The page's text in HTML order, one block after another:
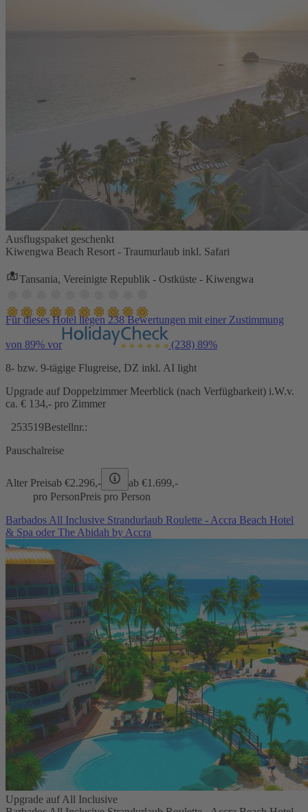
Ausflugspaket geschenkt
Kiwengwa Beach Resort - Traumurlaub inkl. Safari
Tansania, Vereinigte Republik - Ostküste - Kiwengwa
Für dieses Hotel liegen 238 Bewertungen mit einer Zustimmung
von 89% vor (238) 89%
8- bzw. 9-tägige Flugreise, DZ inkl. AI light
Upgrade auf Doppelzimmer Meerblick (nach Verfügbarkeit) i.W.v.
ca. € 134,- pro Zimmer
253519Bestellnr.:
Pauschalreise
Alter Preisab €2.296,- ab €1.699,-
pro PersonPreis pro Person
Barbados All Inclusive Strandurlaub Roulette - Accra Beach Hotel
& Spa oder The Abidah by Accra
Upgrade auf All Inclusive